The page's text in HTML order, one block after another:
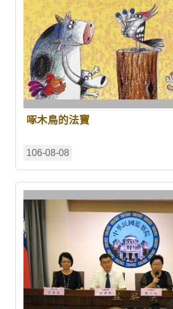
啄木鳥的法寶
106-08-08